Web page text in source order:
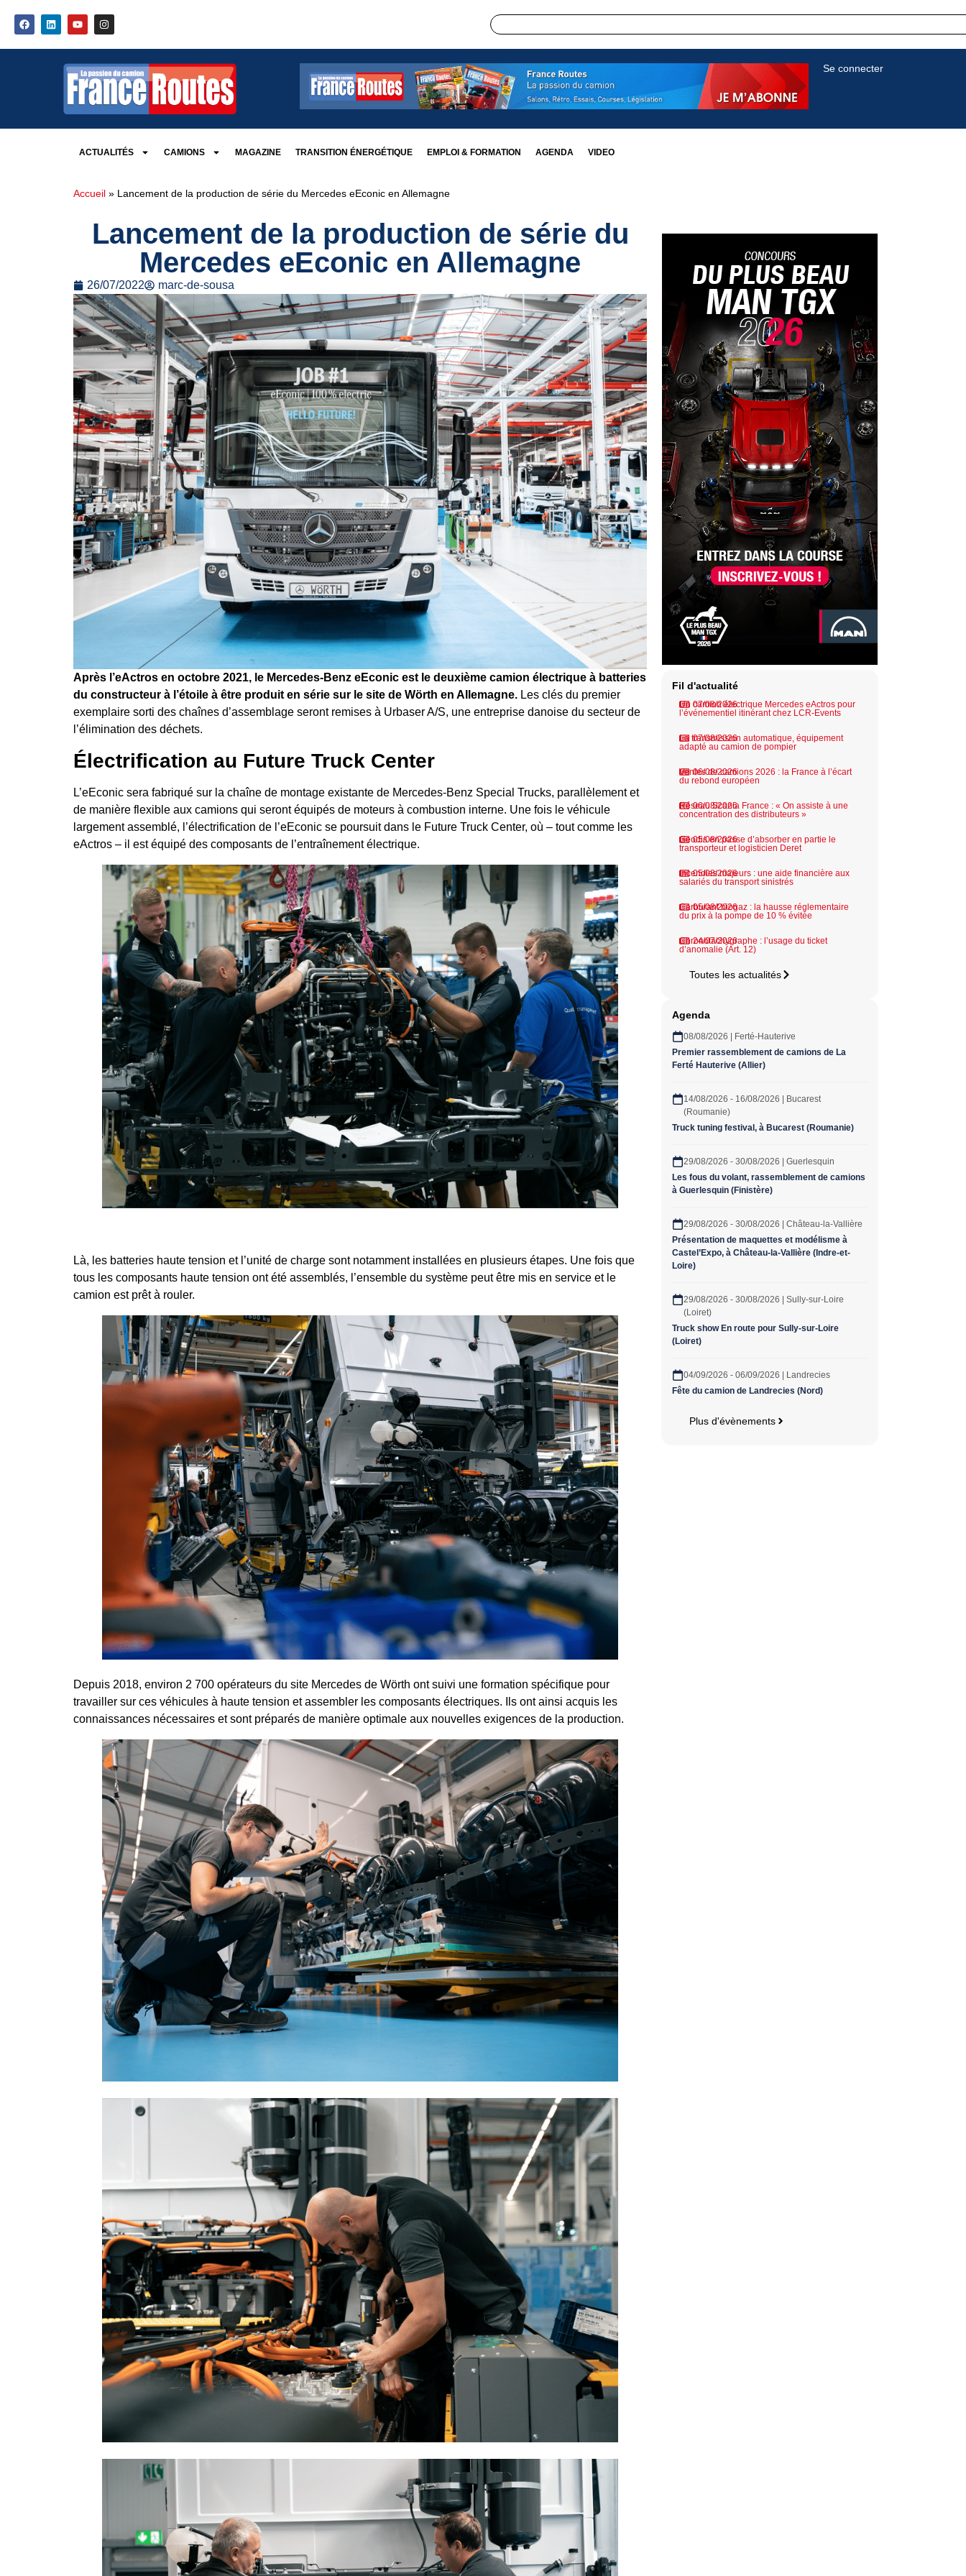
Se connecter
ACTUALITÉS CAMIONS MAGAZINE TRANSITION ÉNERGÉTIQUE EMPLOI & FORMATION AGENDA VIDEO
Accueil » Lancement de la production de série du Mercedes eEconic en Allemagne
Lancement de la production de série du
Mercedes eEconic en Allemagne
26/07/2022 marc-de-sousa
Après l’eActros en octobre 2021, le Mercedes-Benz eEconic est le deuxième camion électrique à batteries
du constructeur à l’étoile à être produit en série sur le site de Wörth en Allemagne. Les clés du premier
exemplaire sorti des chaînes d’assemblage seront remises à Urbaser A/S, une entreprise danoise du secteur de
l’élimination des déchets.
Électrification au Future Truck Center
L’eEconic sera fabriqué sur la chaîne de montage existante de Mercedes-Benz Special Trucks, parallèlement et
de manière flexible aux camions qui seront équipés de moteurs à combustion interne. Une fois le véhicule
largement assemblé, l’électrification de l’eEconic se poursuit dans le Future Truck Center, où – tout comme les
eActros – il est équipé des composants de l’entraînement électrique.
Là, les batteries haute tension et l’unité de charge sont notamment installées en plusieurs étapes. Une fois que
tous les composants haute tension ont été assemblés, l’ensemble du système peut être mis en service et le
camion est prêt à rouler.
Depuis 2018, environ 2 700 opérateurs du site Mercedes de Wörth ont suivi une formation spécifique pour
travailler sur ces véhicules à haute tension et assembler les composants électriques. Ils ont ainsi acquis les
connaissances nécessaires et sont préparés de manière optimale aux nouvelles exigences de la production.
Fil d'actualité
07/08/2026
Un camion électrique Mercedes eActros pour
l’événementiel itinérant chez LCR-Events
07/08/2026
La transmission automatique, équipement
adapté au camion de pompier
06/08/2026
Ventes de camions 2026 : la France à l’écart
du rebond européen
06/08/2026
Réseau Scania France : « On assiste à une
concentration des distributeurs »
05/08/2026
Geodis en passe d’absorber en partie le
transporteur et logisticien Deret
05/08/2026
Incendies majeurs : une aide financière aux
salariés du transport sinistrés
05/08/2026
Carburant biogaz : la hausse réglementaire
du prix à la pompe de 10 % évitée
24/07/2026
Chronotachygraphe : l’usage du ticket
d’anomalie (Art. 12)
Toutes les actualités
Agenda
08/08/2026 | Ferté-Hauterive
Premier rassemblement de camions de La
Ferté Hauterive (Allier)
14/08/2026 - 16/08/2026 | Bucarest
(Roumanie)
Truck tuning festival, à Bucarest (Roumanie)
29/08/2026 - 30/08/2026 | Guerlesquin
Les fous du volant, rassemblement de camions
à Guerlesquin (Finistère)
29/08/2026 - 30/08/2026 | Château-la-Vallière
Présentation de maquettes et modélisme à
Castel’Expo, à Château-la-Vallière (Indre-et-
Loire)
29/08/2026 - 30/08/2026 | Sully-sur-Loire
(Loiret)
Truck show En route pour Sully-sur-Loire
(Loiret)
04/09/2026 - 06/09/2026 | Landrecies
Fête du camion de Landrecies (Nord)
Plus d'évènements